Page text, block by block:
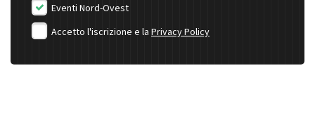
Eventi Nord-Ovest
Accetto l'iscrizione e la Privacy Policy